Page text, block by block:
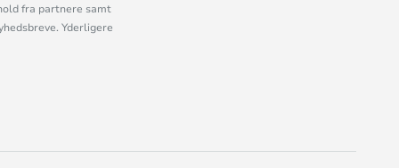
fra partnere samt
Yderligere